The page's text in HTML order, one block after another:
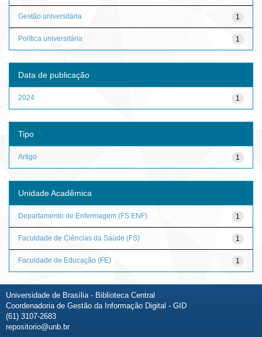
1
Gestão universitária
1
Política universitária
Data de publicação
1
2024
Tipo
1
Artigo
Unidade Acadêmica
1
Departamento de Enfermagem (FS ENF)
1
Faculdade de Ciências da Saúde (FS)
1
Faculdade de Educação (FE)
Universidade de Brasília - Biblioteca Central
Coordenadoria de Gestão da Informação Digital - GID
(61) 3107-2683
repositorio@unb.br